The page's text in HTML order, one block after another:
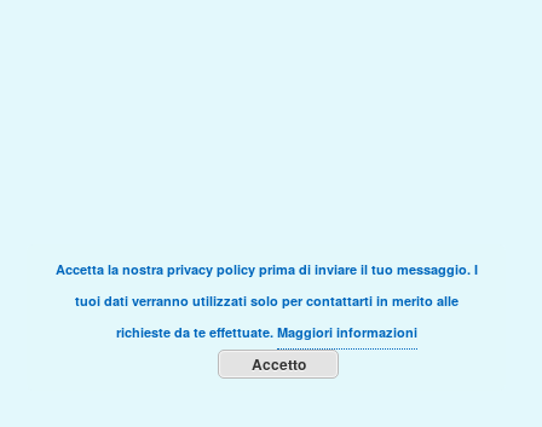
Accetta la nostra privacy policy prima di inviare il tuo messaggio. I
tuoi dati verranno utilizzati solo per contattarti in merito alle
richieste da te effettuate. Maggiori informazioni
Accetto